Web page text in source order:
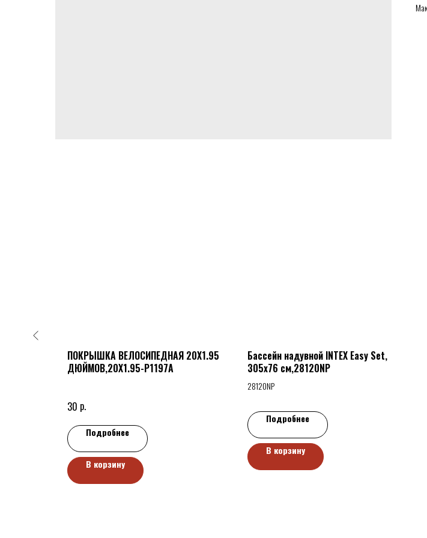
ПОКРЫШКА ВЕЛОСИПЕДНАЯ 20X1.95
ДЮЙМОВ,20X1.95-P1197A
30 р.
Подробнее
В корзину
Бассейн надувной INTEX Easy Set,
305х76 см,28120NP
28120NP
Подробнее
В корзину